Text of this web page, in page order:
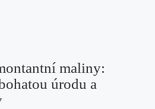
maliny:
úrodu a